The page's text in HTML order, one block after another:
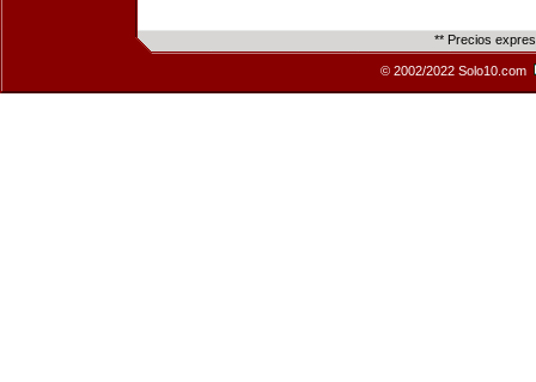
** Precios
© 2002/2022 Solo10.com